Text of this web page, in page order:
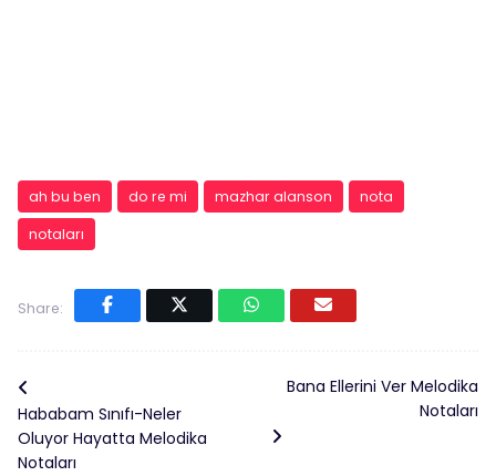
ah bu ben do re mi mazhar alanson
nota
notaları
Share:
Hababam Sınıfı-Neler
Oluyor Hayatta Melodika
Notaları
Bana Ellerini Ver Melodika
Notaları